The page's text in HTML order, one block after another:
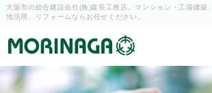
大阪市の総合建設会社(株)森長工務店。マンション・工場建築、
地活用、リフォームならお任せください。